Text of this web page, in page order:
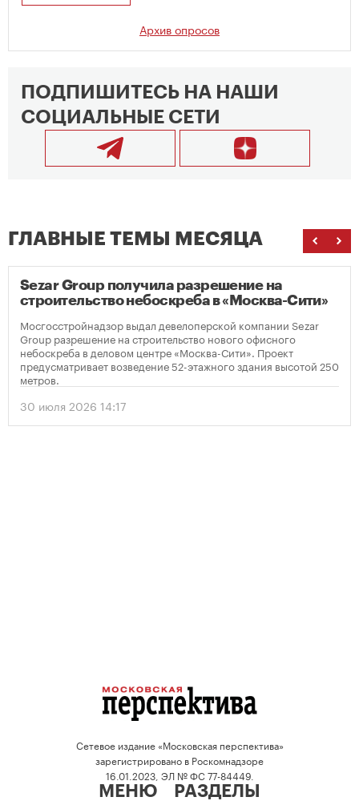
Архив опросов
ПОДПИШИТЕСЬ НА НАШИ
СОЦИАЛЬНЫЕ СЕТИ
ГЛАВНЫЕ ТЕМЫ МЕСЯЦА
Sezar Group получила разрешение на
строительство небоскреба в «Москва-Сити»
Мосгосстройнадзор выдал девелоперской компании Sezar
Group разрешение на строительство нового офисного
небоскреба в деловом центре «Москва-Сити». Проект
предусматривает возведение 52-этажного здания высотой 250
метров.
30 июля 2026 14:17
Сетевое издание «Московская перспектива»
зарегистрировано в Роскомнадзоре
16.01.2023, ЭЛ № ФС 77-84449.
МЕНЮ РАЗДЕЛЫ